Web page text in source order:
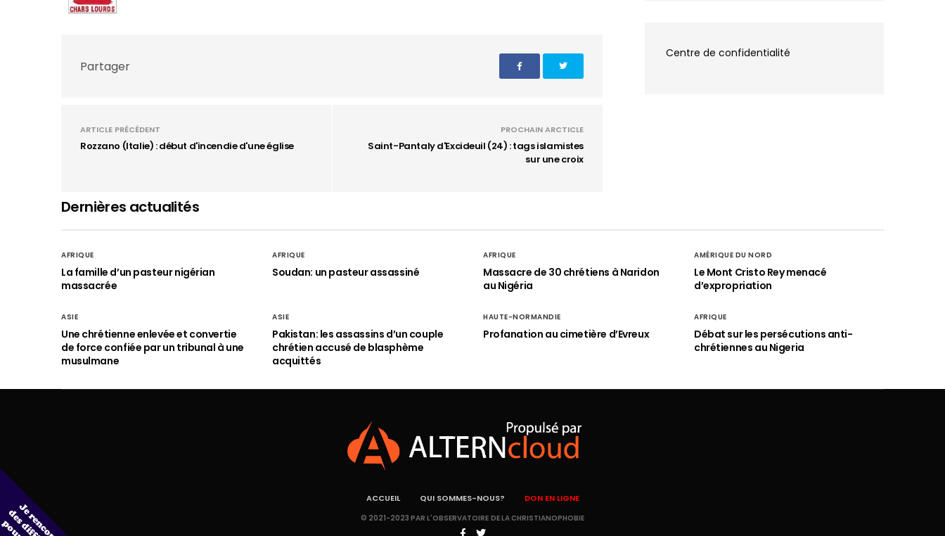
Partager
ARTICLE PRÉCÉDENT
Rozzano (Italie) : début d'incendie d'une église
PROCHAIN ARCTICLE
Saint-Pantaly d'Excideuil (24) : tags islamistes
sur une croix
Centre de confidentialité
Dernières actualités
AFRIQUE
La famille d’un pasteur nigérian
massacrée
AFRIQUE
Soudan: un pasteur assassiné
AFRIQUE
Massacre de 30 chrétiens à Naridon
au Nigéria
AMÉRIQUE DU NORD
Le Mont Cristo Rey menacé
d’expropriation
ASIE
Une chrétienne enlevée et convertie
de force confiée par un tribunal à une
musulmane
ASIE
Pakistan: les assassins d’un couple
chrétien accusé de blasphème
acquittés
HAUTE-NORMANDIE
Profanation au cimetière d’Evreux
AFRIQUE
Débat sur les persécutions anti-
chrétiennes au Nigeria
ACCUEIL QUI SOMMES-NOUS? DON EN LIGNE
© 2021-2023 PAR L'OBSERVATOIRE DE LA CHRISTIANOPHOBIE